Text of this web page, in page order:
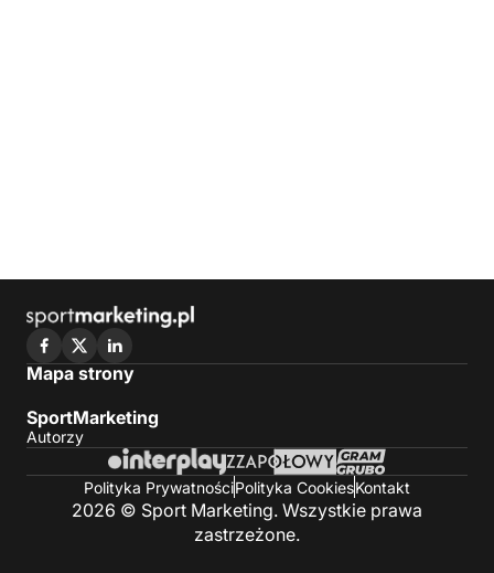
Mapa strony
SportMarketing
Autorzy
Polityka PrywatnościPolityka CookiesKontakt
2026 © Sport Marketing. Wszystkie prawa
zastrzeżone.